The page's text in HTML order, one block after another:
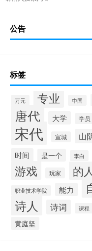
公告
标签
万元 专业 中国
唐代 大学 学员
宋代 宣城 山
时间 是一个 李白
游戏 玩家 的人
职业技术学院 能力
诗人 诗词 课程
黄庭坚